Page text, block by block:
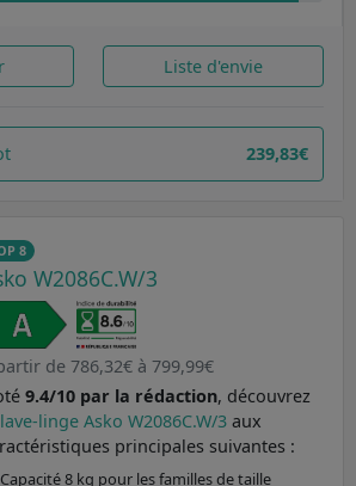
Liste d'envie
239,83€
8
W2086C.W/3
de 786,32€ à 799,99€
9.4/10 par la rédaction, découvrez
linge Asko W2086C.W/3 aux
principales suivantes :
Capacité 8 kg pour les familles de taille